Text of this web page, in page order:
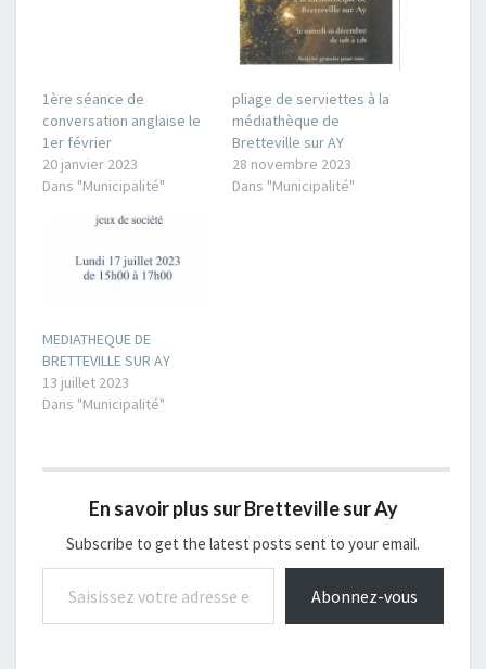
1ère séance de
conversation anglaise le
1er février
20 janvier 2023
Dans "Municipalité"
pliage de serviettes à la
médiathèque de
Bretteville sur AY
28 novembre 2023
Dans "Municipalité"
MEDIATHEQUE DE
BRETTEVILLE SUR AY
13 juillet 2023
Dans "Municipalité"
En savoir plus sur Bretteville sur Ay
Subscribe to get the latest posts sent to your email.
Saisissez votre adresse e-mail…
Abonnez-vous